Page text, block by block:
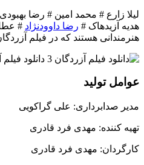
لیلا زارع # محمد امین # رضا
هدیه آزیدهاک # رضا داوودنژاد #
هنرمندانی هستند که در فیلم
عوامل تولید
مدیر صدابرداری: علی گراکویی
تهیه کننده: مهدی فرد قادری
کارگردان: مهدی فرد قادری